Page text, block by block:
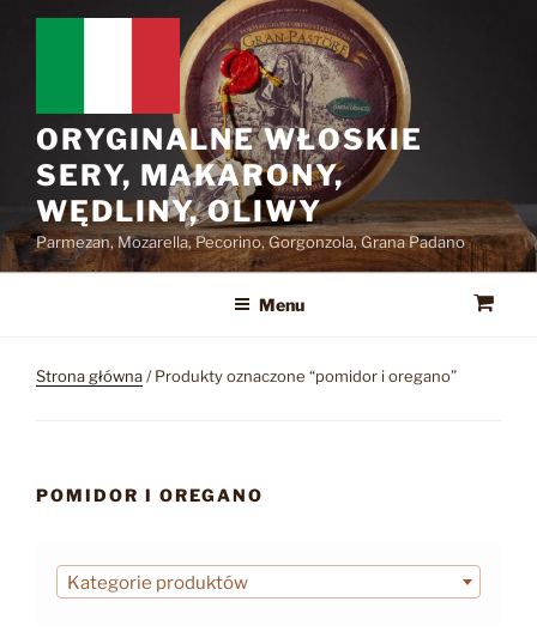
Przejdź
ORYGINALNE WŁOSKIE
SERY, MAKARONY,
WĘDLINY, OLIWY
Parmezan, Mozarella, Pecorino, Gorgonzola, Grana Padano
Menu
Strona główna/ Produkty oznaczone “pomidor i oregano”
POMIDOR I OREGANO
Kategorie produktów